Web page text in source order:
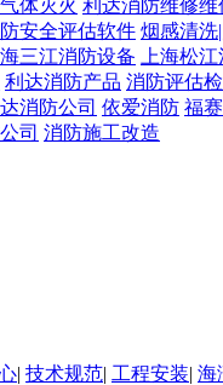
体灭火 利达消防维修维
安全评估软件 烟感清洗
三江消防设备
上海松
利达消防产品 消防评估
消防公司 依爱消防 福
司 消防施工改造
| 技术规范| 工程安装| 海